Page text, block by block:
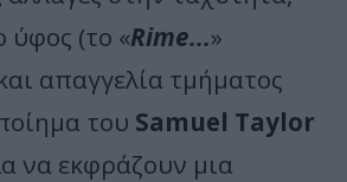
ύφος (το «Rime...»
απαγγελία τμήματος
του Samuel Taylor
να εκφράζουν μια